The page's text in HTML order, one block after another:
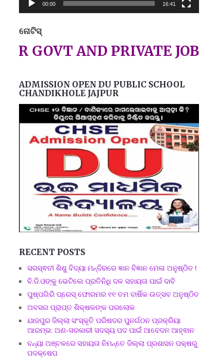
00:00 16:41
ନୋଟିସ୍
AND PRIVATE JOBS
ADMISSION OPEN DU PUBLIC SCHOOL
CHANDIKHOLE JAJPUR
RECENT POSTS
ସରସ୍ଵତୀ ଶିଶୁ ବିଦ୍ୟା ମନ୍ଦିରରେ ଜ୍ଞାନ ବିଜ୍ଞାନ ମେଳା ଅନୁଷ୍ଠିତ !
ବି.ଡି.ଓଙ୍କୁ ଭେଟିଲେ ପ୍ରତିନିଧି ଦଳ ସହାୟତା ପାଇଁ ଦାବି
ପୁଷ୍ପଗିରି ପ୍ରେସ୍ ଫୋରମର ୧୧ ତମ ବାର୍ଷିକ ଉତ୍ସବ ଅନୁଷ୍ଠିତ
ଅବସର ପ୍ରାପ୍ତ ଶିକ୍ଷକଙ୍କ ପରଲୋକ
ଯାଜପୁର ଜିଲ୍ଲା ସଂସ୍କୃତି ପରିଷଦର ପୁନର୍ଗଠନ ପ୍ରକ୍ରିୟା
ଆରମ୍ଭ: ଅଣ-ସରକାରୀ ସଦସ୍ୟ ପଦ ପାଇଁ ଆବେଦନ ଆହ୍ଵାନ
ବନ୍ୟା ଅଞ୍ଚଳରେ ସହାୟତା ନିମନ୍ତେ ଜିଲ୍ଲା ପ୍ରଶାସନ ପକ୍ଷରୁ
ପଦକ୍ଷେପ